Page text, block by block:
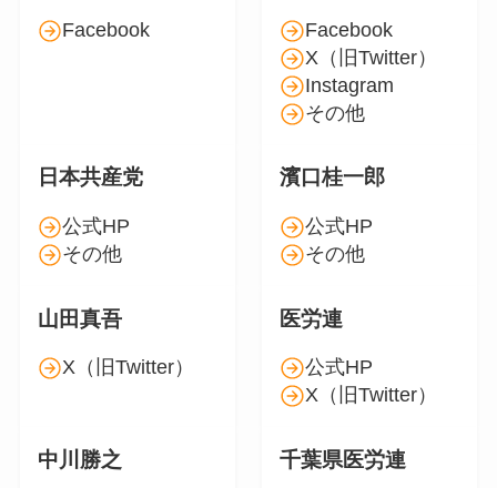
Facebook
Facebook
X（旧Twitter）
Instagram
その他
日本共産党
公式HP
その他
濱口桂一郎
公式HP
その他
山田真吾
X（旧Twitter）
医労連
公式HP
X（旧Twitter）
中川勝之 千葉県医労連